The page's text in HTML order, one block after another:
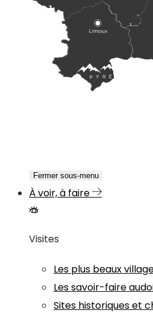
Fermer sous-menu
À voir, à faire
Visites
Les plus beaux
Les savoir-faire
Sites historiques et